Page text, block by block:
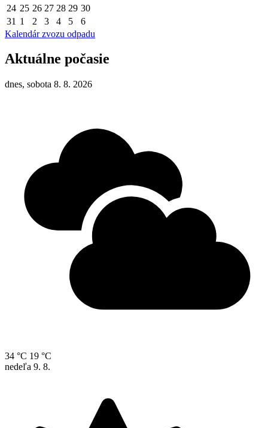
24 25 26 27 28 29 30
31 1 2 3 4 5
6
Kalendár zvozu odpadu
Aktuálne počasie
dnes, sobota 8. 8. 2026
34 °C 19 °C
nedeľa 9. 8.